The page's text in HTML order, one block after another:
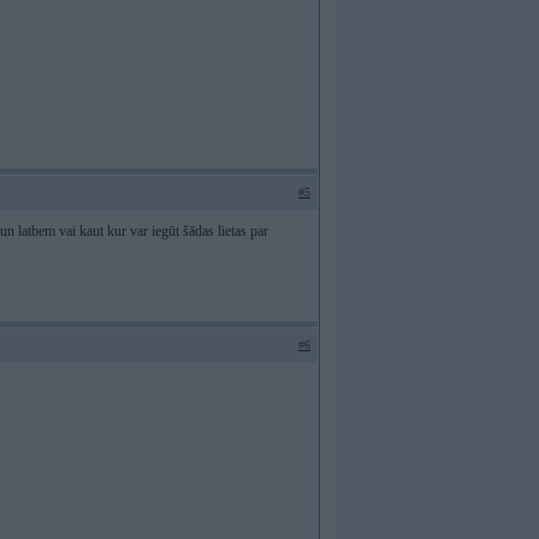
#5
latbem vai kaut kur var iegūt šādas lietas par
#6